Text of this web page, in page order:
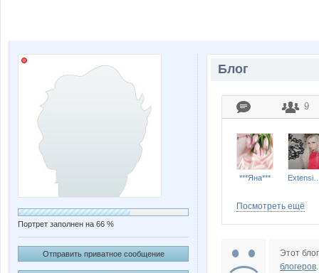
Портрет заполнен на 66 %
Отправить приватное сообщение
Блог
9
***Яна***
Посмотреть ещё
Этот
блогеров.